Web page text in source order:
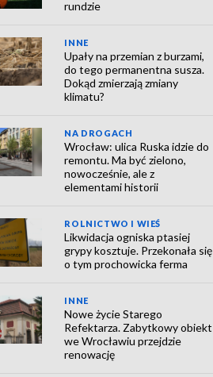
rundzie
INNE
Upały na przemian z burzami,
do tego permanentna susza.
Dokąd zmierzają zmiany
klimatu?
NA DROGACH
Wrocław: ulica Ruska idzie do
remontu. Ma być zielono,
nowocześnie, ale z
elementami historii
ROLNICTWO I WIEŚ
Likwidacja ogniska ptasiej
grypy kosztuje. Przekonała się
o tym prochowicka ferma
INNE
Nowe życie Starego
Refektarza. Zabytkowy obiekt
we Wrocławiu przejdzie
renowację